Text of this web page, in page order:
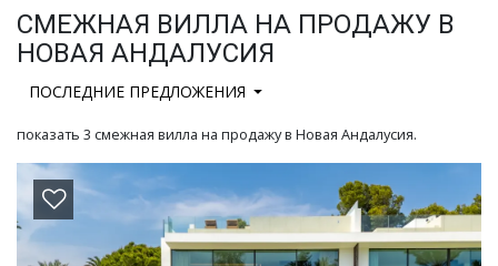
СМЕЖНАЯ ВИЛЛА НА ПРОДАЖУ В
НОВАЯ АНДАЛУСИЯ
ПОСЛЕДНИЕ ПРЕДЛОЖЕНИЯ
показать 3 смежная вилла на продажу в Новая Андалусия.